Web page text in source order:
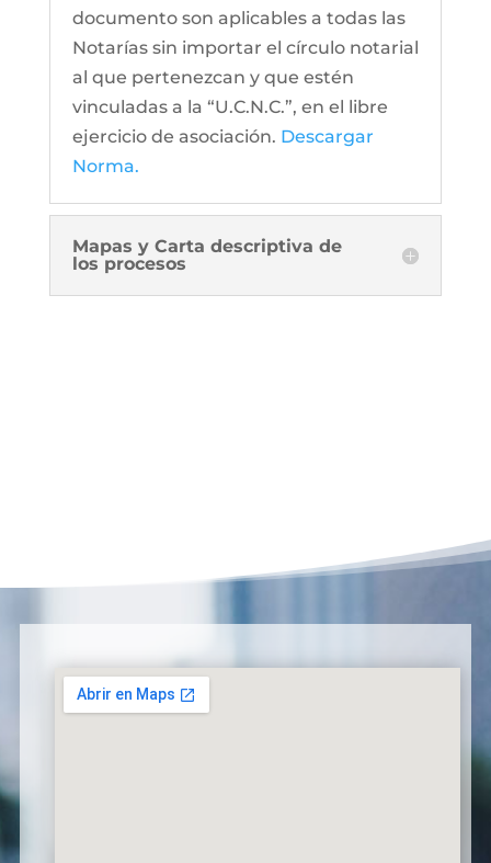
documento son aplicables a todas las
Notarías sin importar el círculo notarial
al que pertenezcan y que estén
vinculadas a la “U.C.N.C.”, en el libre
ejercicio de asociación. Descargar
Norma.
Mapas y Carta descriptiva de
los procesos